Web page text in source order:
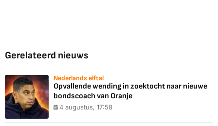
Gerelateerd nieuws
Nederlands elftal
Opvallende wending in zoektocht naar nieuwe
bondscoach van Oranje
4 augustus, 17:58